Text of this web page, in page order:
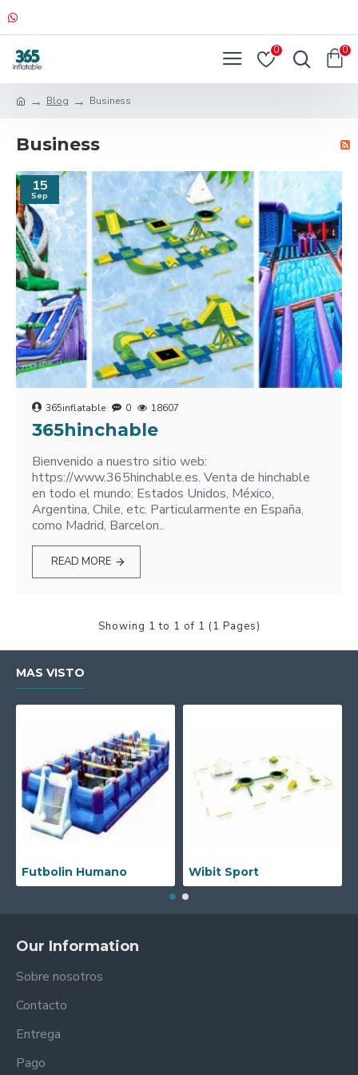
0 0
Blog Business
Business
15
Sep
365inflatable 0 18607
365hinchable
Bienvenido a nuestro sitio web:
https://www.365hinchable.es. Venta de hinchable
en todo el mundo: Estados Unidos, México,
Argentina, Chile, etc. Particularmente en España,
como Madrid, Barcelon..
READ MORE
Showing 1 to 1 of 1 (1 Pages)
MAS VISTO
Futbolin Humano Wibit Sport
Our Information
Sobre nosotros
Contacto
Entrega
Pago